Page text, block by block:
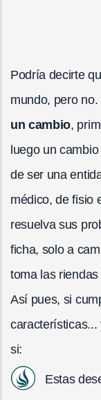
Podría decirte
mundo, pero no.
un cambio,
luego un
de ser una
médico, de fisio
resuelva sus
ficha, solo a
toma las
Así pues, si
características...
si:
Estas